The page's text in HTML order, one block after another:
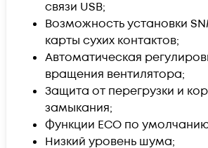
связи USB;
Возможность установки
карты сухих контактов;
Автоматическая
вращения вентилятора;
Защита от перегрузки и
замыкания;
Функции ECO по
Низкий уровень шума;